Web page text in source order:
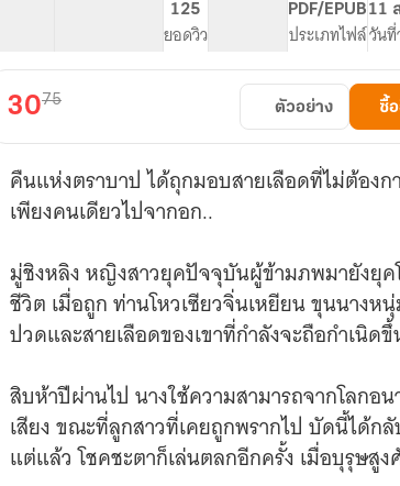
เกลียด
ท่าน
125
ยอดวิว
PDF/EPUB
ประเภทไฟล์
11
วันที่
3075
ตัวอย่าง ซื้
คืนแห่งตราบาป ได้ถุกมอบสายเลือดที่ไม่ต้องก
เพียงคนเดียวไปจากอก..
มู่ชิงหลิง หญิงสาวยุคปัจจุบันผู้ข้ามภพมายังยุ
ชีวิต เมื่อถูก ท่านโหวเซียวจิ่นเหยียน ขุนนาง
ปวดและสายเลือดของเขาที่กำลังจะถือกำเนิด
สิบห้าปีผ่านไป นางใช้ความสามารถจากโลก
เสียง ขณะที่ลูกสาวที่เคยถูกพรากไป บัดนี้ได้
แต่แล้ว โชคชะตาก็เล่นตลกอีกครั้ง เมื่อบุรุษสู